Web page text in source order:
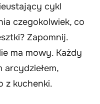
cykl
czegokolwiek, co
Zapomnij.
ma mowy. Każdy
arcydziełem,
z kuchenki.